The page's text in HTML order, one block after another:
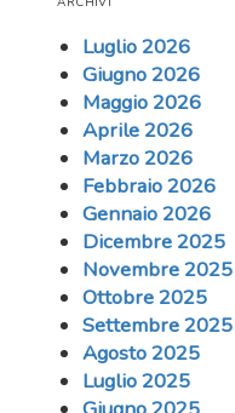
Luglio 2026
Giugno 2026
Maggio 2026
Aprile 2026
Marzo 2026
Febbraio 2026
Gennaio 2026
Dicembre 2025
Novembre 2025
Ottobre 2025
Settembre 2025
Agosto 2025
Luglio 2025